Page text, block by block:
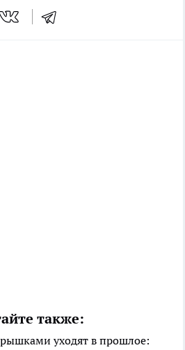
также:
уходят в прошлое: